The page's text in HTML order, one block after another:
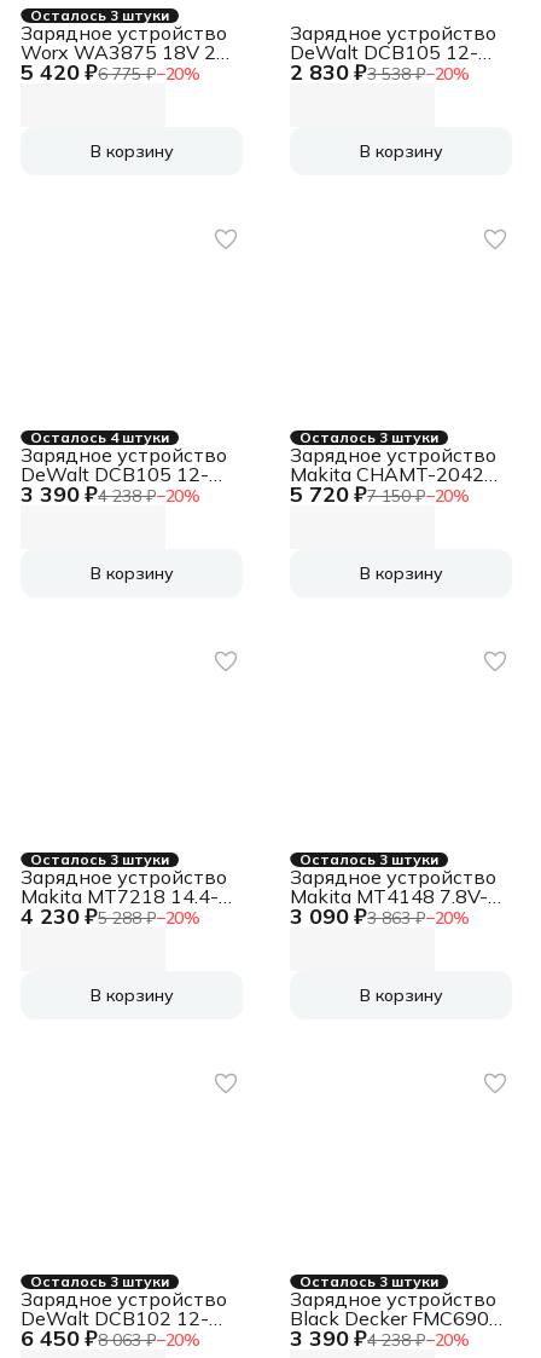
Осталось 3 штуки
5 420 ₽6 775 ₽−20%
Зарядное устройство
Worx WA3875 18V 2A
Li-ion
В корзину
2 830 ₽3 538 ₽−20%
Зарядное устройство
DeWalt DCB105 12-
20V 3A Li-ion
В корзину
Осталось 4 штуки
3 390 ₽4 238 ₽−20%
Зарядное устройство
DeWalt DCB105 12-
20V 1.5A Li-ion
В корзину
Осталось 3 штуки
5 720 ₽7 150 ₽−20%
Зарядное устройство
Makita CHAMT-2042
14.4-18V 4А Li-ion
В корзину
Осталось 3 штуки
4 230 ₽5 288 ₽−20%
Зарядное устройство
Makita МТ7218 14.4-
18V 6.5А Li-ion
В корзину
Осталось 3 штуки
3 090 ₽3 863 ₽−20%
Зарядное устройство
Makita MT4148 7.8V-
18V 1.5A Ni-MH\NI-CD
В корзину
Осталось 3 штуки
6 450 ₽8 063 ₽−20%
Зарядное устройство
DeWalt DCB102 12-
20V 3A Li-ion
Осталось 3 штуки
3 390 ₽4 238 ₽−20%
Зарядное устройство
Black Decker FMC690L
PCC690L L2AFC 10.8V-